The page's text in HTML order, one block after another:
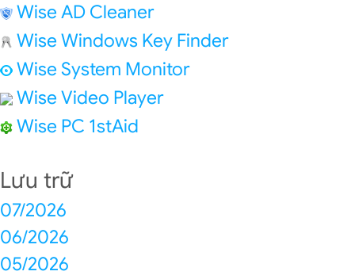
Wise AD Cleaner
Wise Windows Key Finder
Wise System Monitor
Wise Video Player
Wise PC 1stAid
Lưu trữ
07/2026
06/2026
05/2026